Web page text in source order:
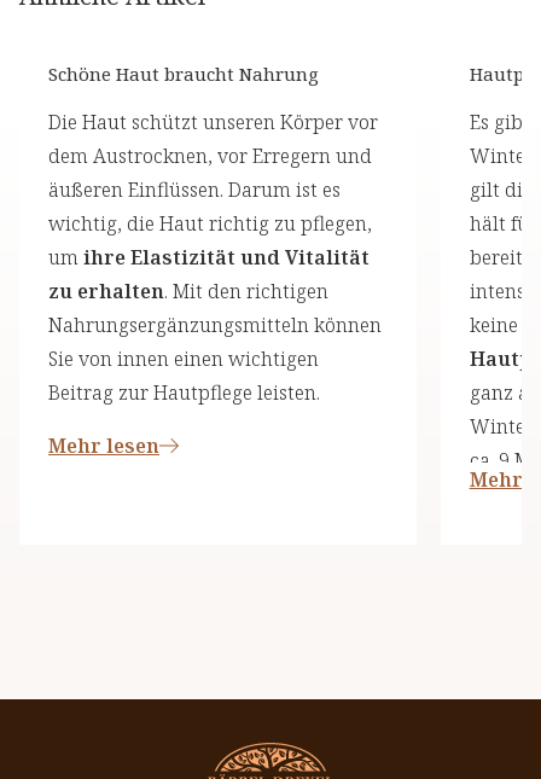
Schöne Haut braucht Nahrung
Die Haut schützt unseren Körper vor
dem Austrocknen, vor Erregern und
äußeren Einflüssen. Darum ist es
wichtig, die Haut richtig zu pflegen,
umihre Elastizität und Vitalität
zu erhalten. Mit den richtigen
Nahrungsergänzungsmitteln können
Sie von innen einen wichtigen
Beitrag zur Hautpflege leisten.
Mehr lesen
Es gibt
Winter
gilt
hält
bereit
keine
ganz
ca. 9
Mehr